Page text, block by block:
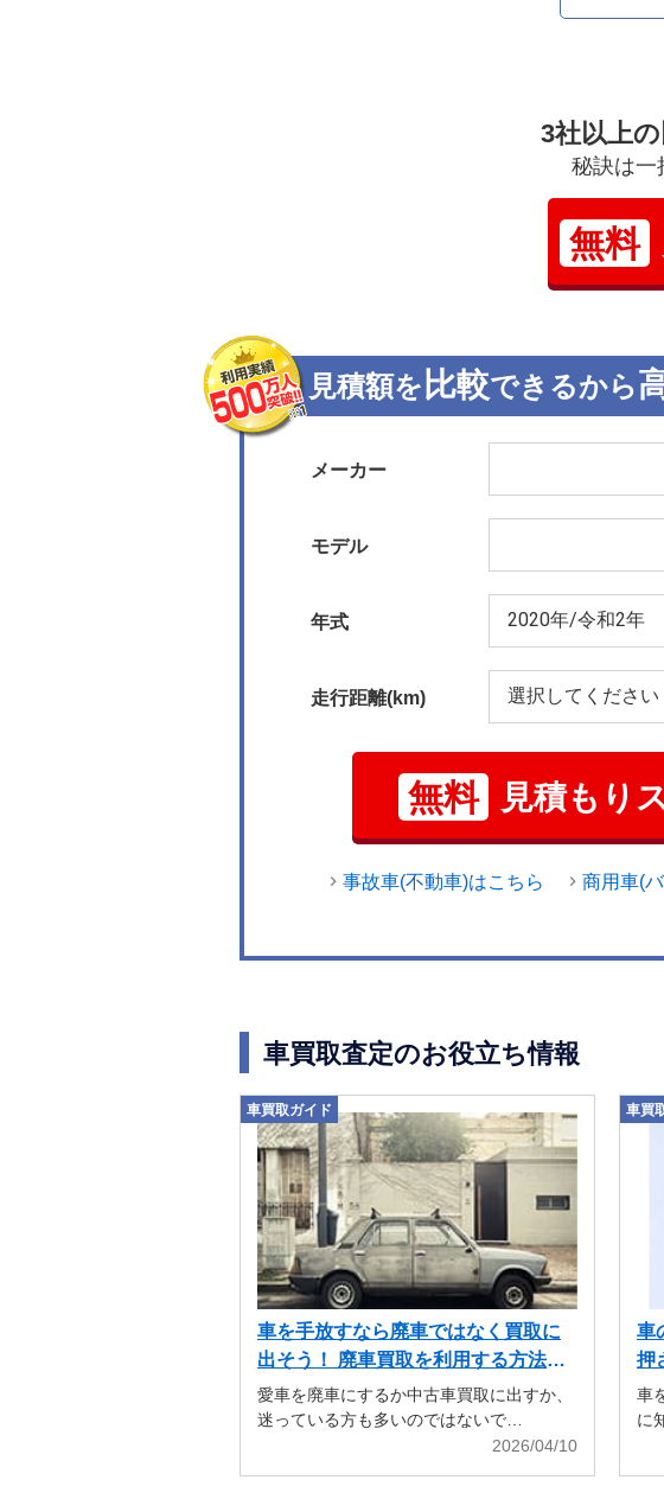
3社以上
秘訣は一
無料
見積額を 比較できるから
メーカー
モデル
年式
走行距離(km)
無料 見積もり
事故車(不動車)はこちら 商用車(
車買取査定のお役立ち情報
車買取ガイド
車を手放すなら廃車ではなく買取に
出そう！ 廃車買取を利用する方法も
解説
愛車を廃車にするか中古車買取に出すか、
迷っている方も多いのではないで…
2026/04/10
車買
車
押
車
に